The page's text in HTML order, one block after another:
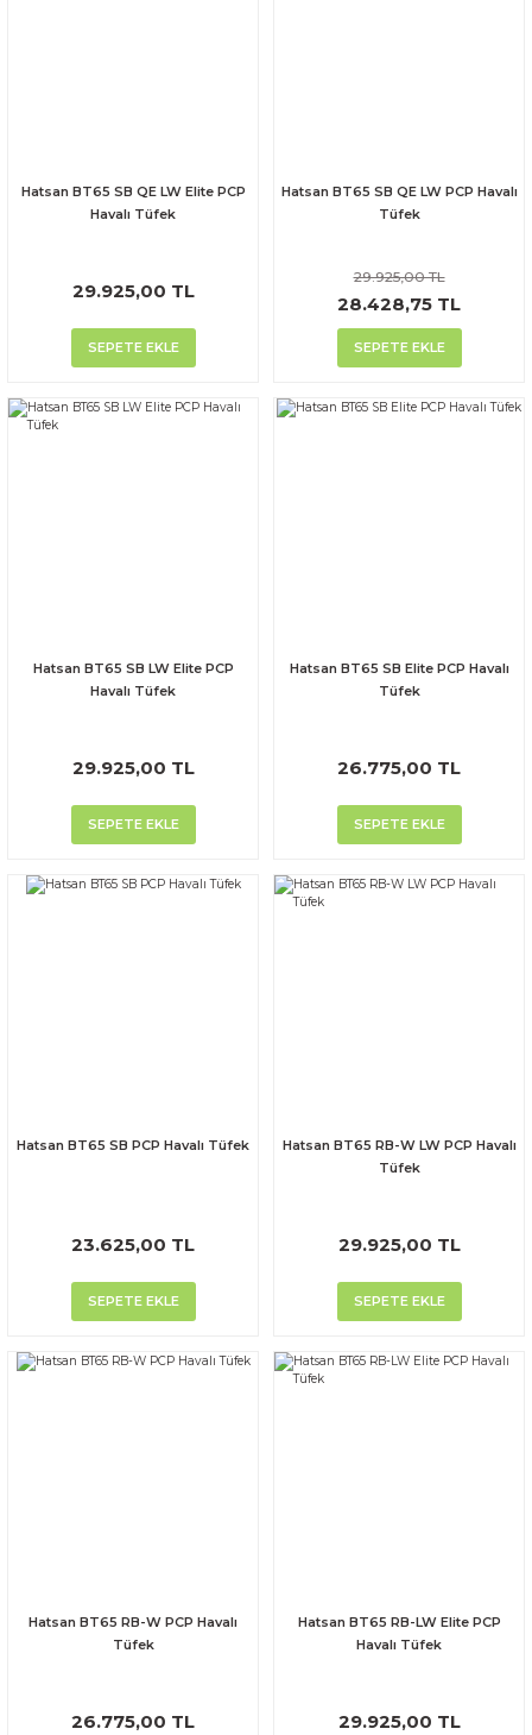
Hatsan BT65 SB QE LW Elite PCP
Havalı Tüfek
29.925,00 TL
SEPETE EKLE
Hatsan BT65 SB QE LW PCP Havalı
Tüfek
29.925,00 TL
28.428,75 TL
SEPETE EKLE
Hatsan BT65 SB LW Elite PCP
Havalı Tüfek
29.925,00 TL
SEPETE EKLE
Hatsan BT65 SB Elite PCP Havalı
Tüfek
26.775,00 TL
SEPETE EKLE
Hatsan BT65 SB PCP Havalı Tüfek
23.625,00 TL
SEPETE EKLE
Hatsan BT65 RB-W LW PCP Havalı
Tüfek
29.925,00 TL
SEPETE EKLE
Hatsan BT65 RB-W PCP Havalı
Tüfek
26.775,00 TL
Hatsan BT65 RB-LW Elite PCP
Havalı Tüfek
29.925,00 TL